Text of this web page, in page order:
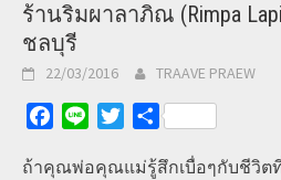
ร้านริมผาลาภิณ (Rimpa
ชลบุรี
22/03/2016 TRAAVE PRAEW
Facebook
Line TwitterShare
ถ้าคุณพ่อคุณแม่รู้สึกเบื่อๆกับชีวิตที่